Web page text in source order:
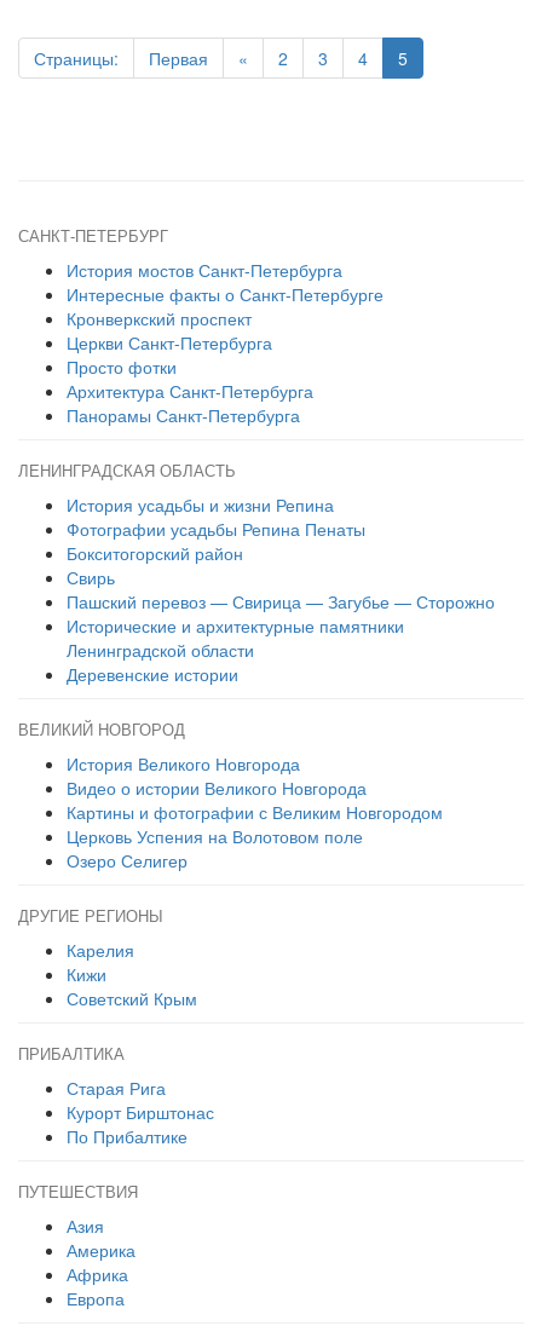
Страницы: Первая « 2 3 4 5
САНКТ-ПЕТЕРБУРГ
История мостов Санкт-Петербурга
Интересные факты о Санкт-Петербурге
Кронверкский проспект
Церкви Санкт-Петербурга
Просто фотки
Архитектура Санкт-Петербурга
Панорамы Санкт-Петербурга
ЛЕНИНГРАДСКАЯ ОБЛАСТЬ
История усадьбы и жизни Репина
Фотографии усадьбы Репина Пенаты
Бокситогорский район
Свирь
Пашский перевоз — Свирица — Загубье — Сторожно
Исторические и архитектурные памятники
Ленинградской области
Деревенские истории
ВЕЛИКИЙ НОВГОРОД
История Великого Новгорода
Видео о истории Великого Новгорода
Картины и фотографии с Великим Новгородом
Церковь Успения на Волотовом поле
Озеро Селигер
ДРУГИЕ РЕГИОНЫ
Карелия
Кижи
Советский Крым
ПРИБАЛТИКА
Старая Рига
Курорт Бирштонас
По Прибалтике
ПУТЕШЕСТВИЯ
Азия
Америка
Африка
Европа